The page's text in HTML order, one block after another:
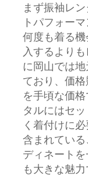
まず振袖レ
トパフォー
何度も着る
入するより
に岡山では
ており、価
を手頃な価
タルにはセ
く着付けに
含まれてい
ディネート
も大きな魅力